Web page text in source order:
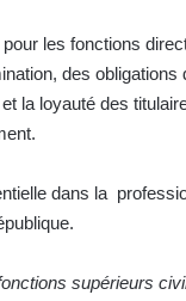
les fonctions
des
la loyauté des
dans la
supérieurs